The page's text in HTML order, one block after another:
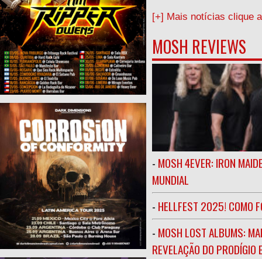
[+] Mais notícias clique
MOSH REVIEWS
- MOSH 4EVER: IRON
MUNDIAL
- HELLFEST 2025! COMO
- MOSH LOST ALBUMS:
REVELAÇÃO DO